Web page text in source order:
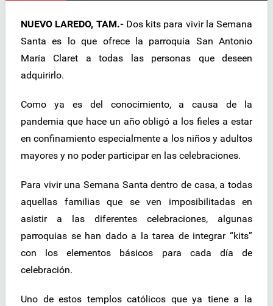
NUEVO LAREDO, TAM.-Dos kits para vivir la Semana
Santa es lo que ofrece la parroquia San Antonio
María Claret a todas las personas que deseen
adquirirlo.
Como ya es del conocimiento, a causa de la
pandemia que hace un año obligó a los fieles a estar
en confinamiento especialmente a los niños y adultos
mayores y no poder participar en las celebraciones.
Para vivir una Semana Santa dentro de casa, a todas
aquellas familias que se ven imposibilitadas en
asistir a las diferentes celebraciones, algunas
parroquias se han dado a la tarea de integrar “kits”
con los elementos básicos para cada día de
celebración.
Uno de estos templos católicos que ya tiene a la